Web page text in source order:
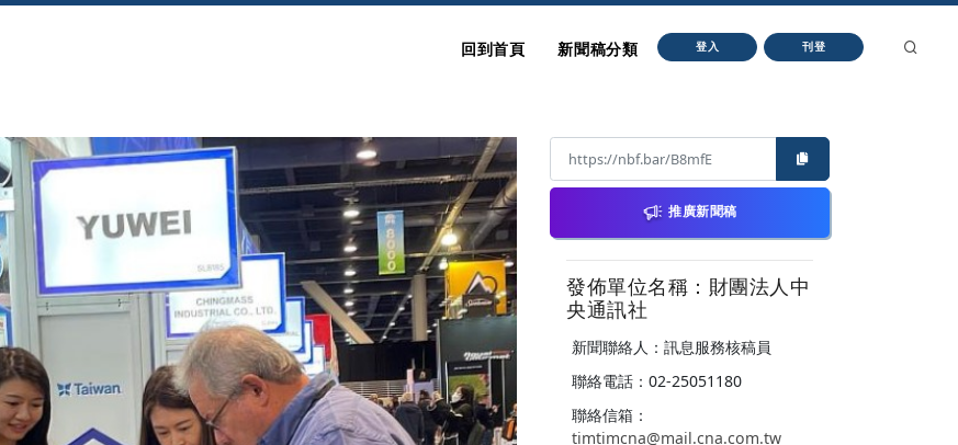
回到首頁 新聞稿分類 登入 刊登
推廣新聞稿
發佈單位名稱：財團法人中
央通訊社
新聞聯絡人：訊息服務核稿員
聯絡電話：02-25051180
聯絡信箱：
timtimcna@mail.cna.com.tw